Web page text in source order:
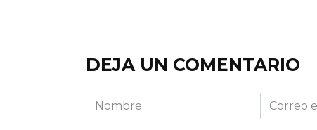
DEJA UN COMENTARIO
Nombre
Correo